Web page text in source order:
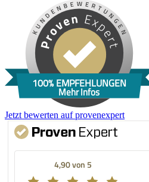
100% EMPFEHLUNGEN
Mehr Infos
Jetzt bewerten auf provenexpert
4,90 von 5